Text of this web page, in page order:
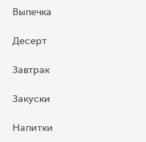
Выпечка
Десерт
Завтрак
Закуски
Напитки